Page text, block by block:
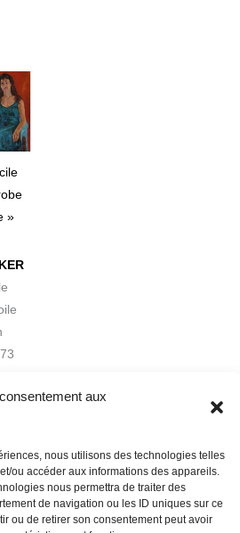
aux
nous utilisons des technologies telles
ou accéder aux informations des appareils.
nous permettra de traiter des
de navigation ou les ID uniques sur ce
ou de retirer son consentement peut avoir
»
Conditions Générales de Ventes